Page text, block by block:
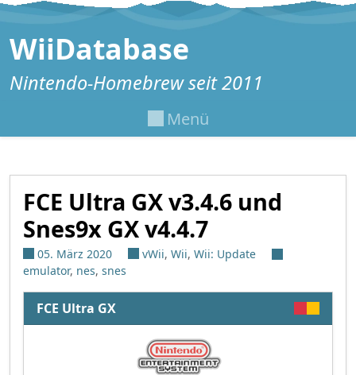
Zum Inhalt springen
WiiDatabase
Nintendo-Homebrew seit 2011
Menü
FCE Ultra GX v3.4.6 und
Snes9x GX v4.4.7
05. März 2020 vWii, Wii, Wii: Update
emulator, nes, snes
FCE Ultra GX